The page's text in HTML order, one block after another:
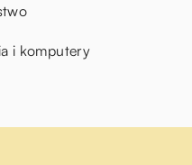
i komputery